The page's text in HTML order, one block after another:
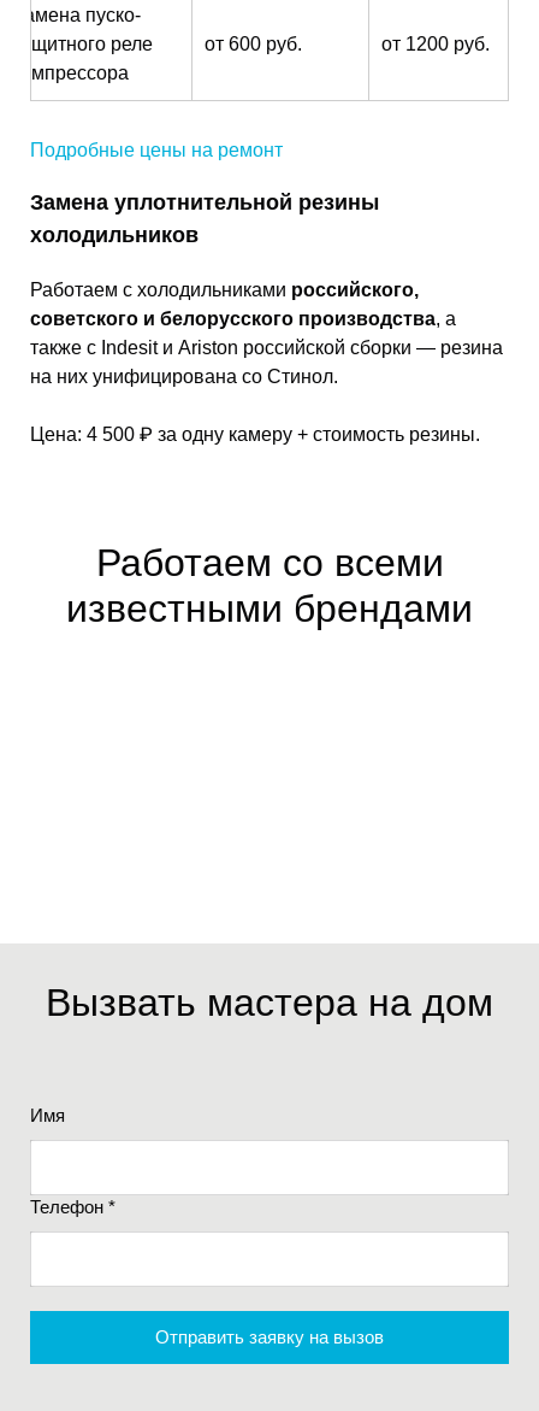
Замена пуско-
защитного реле
компрессора
от 600 руб. от 1200 руб.
Подробные цены на ремонт
Замена уплотнительной резины
холодильников
Работаем с холодильниками российского,
советского и белорусского производства, а
также с Indesit и Ariston российской сборки — резина
на них унифицирована со Стинол.
Цена: 4 500 ₽ за одну камеру + стоимость резины.
Работаем со всеми
известными брендами
Вызвать мастера на дом
Имя
Телефон *
Отправить заявку на вызов